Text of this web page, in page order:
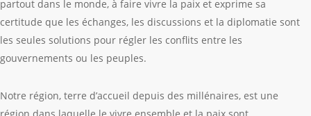
partout dans le monde, à faire vivre la paix et exprime sa
certitude que les échanges, les discussions et la diplomatie sont
les seules solutions pour régler les conflits entre les
gouvernements ou les peuples.
Notre région, terre d’accueil depuis des millénaires, est une